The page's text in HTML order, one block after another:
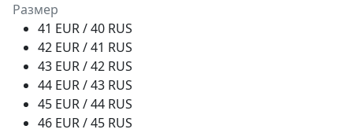
Размер
41 EUR / 40 RUS
42 EUR / 41 RUS
43 EUR / 42 RUS
44 EUR / 43 RUS
45 EUR / 44 RUS
46 EUR / 45 RUS